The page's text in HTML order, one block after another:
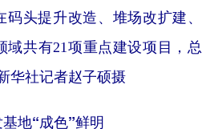
海南
码头提升改造、堆场改扩建、
域共有21项重点建设项目，总
华社记者赵子硕摄
地“成色”鲜明